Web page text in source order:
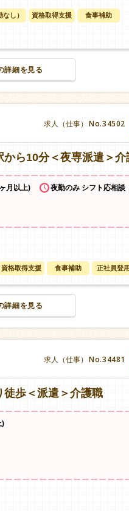
し） 資格取得支援 食事補助
詳細を見る
求人（仕事） No.34502
ら10分＜夜専派遣＞介
月以上)
夜勤のみ シフト応相談
資格取得支援 食事補助 正社員登用
詳細を見る
求人（仕事） No.34481
徒歩＜派遣＞介護職
)